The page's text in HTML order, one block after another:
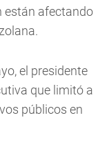
están afectando
el presidente
que limitó a
públicos en